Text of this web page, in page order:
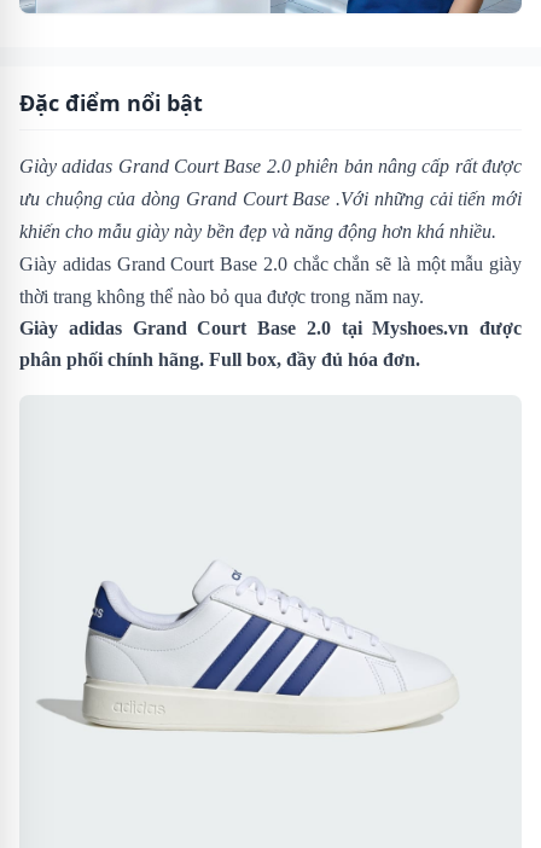
Đặc điểm nổi bật
Giày adidas Grand Court Base 2.0phiên bản nâng cấp rất được
ưu chuộng của dòng Grand Court Base .Với những cải tiến mới
khiến cho mẫu giày này bền đẹp và năng động hơn khá nhiều.
Giày adidas Grand Court Base 2.0 chắc chắn sẽ là một mẫu giày
thời trang không thể nào bỏ qua được trong năm nay.
Giày adidas Grand Court Base 2.0 tạiMyshoes.vn được
phân phối chính hãng. Full box, đầy đủ hóa đơn.